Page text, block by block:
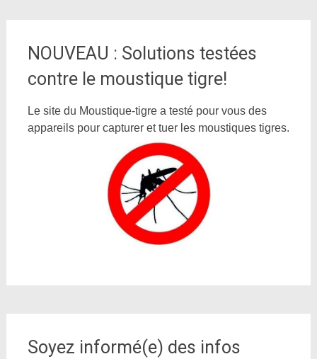
NOUVEAU : Solutions testées
contre le moustique tigre!
Le site du Moustique-tigre a testé pour vous des
appareils pour capturer et tuer les moustiques tigres.
Soyez informé(e) des infos